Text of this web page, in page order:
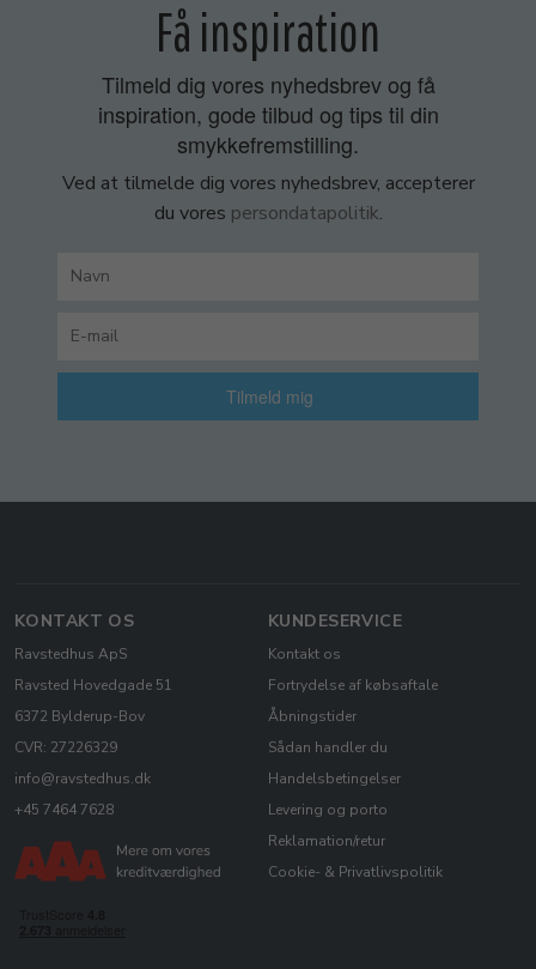
Få inspiration
Tilmeld dig vores nyhedsbrev og få
inspiration, gode tilbud og tips til din
smykkefremstilling.
Ved at tilmelde dig vores nyhedsbrev, accepterer
du vores persondatapolitik.
Tilmeld mig
KONTAKT OS
Ravstedhus ApS
Ravsted Hovedgade 51
6372 Bylderup-Bov
CVR: 27226329
info@ravstedhus.dk
+45 7464 7628
KUNDESERVICE
Kontakt os
Fortrydelse af købsaftale
Åbningstider
Sådan handler du
Handelsbetingelser
Levering og porto
Reklamation/retur
Cookie- & Privatlivspolitik